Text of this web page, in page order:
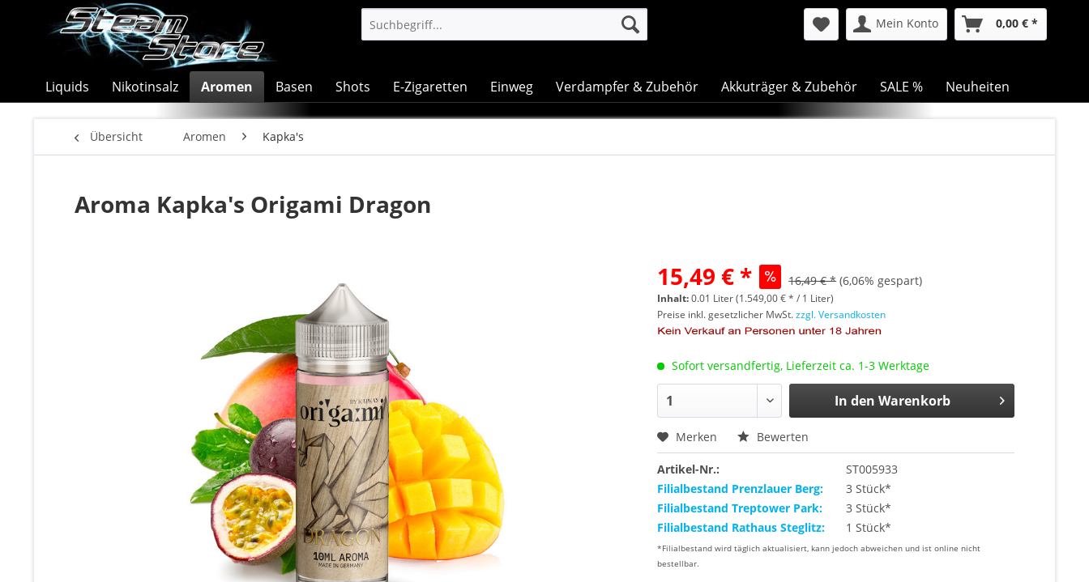
Mein Konto 0,00 € *
Liquids Nikotinsalz Aromen Basen Shots E-Zigaretten Einweg Verdampfer & Zubehör Akkuträger & Zubehör SALE % Neuheiten
Übersicht Aromen Kapka's
Aroma Kapka's Origami Dragon
15,49 € * 16,49 € * (6,06% gespart)
Inhalt:0.01 Liter (1.549,00 € * / 1 Liter)
Preise inkl. gesetzlicher MwSt.zzgl. Versandkosten
Sofort versandfertig, Lieferzeit ca. 1-3 Werktage
In den Warenkorb
Merken Bewerten
Artikel-Nr.:
ST005933
Filialbestand Prenzlauer Berg:
3 Stück*
Filialbestand Treptower Park:
3 Stück*
Filialbestand Rathaus Steglitz:
1 Stück*
*Filialbestand wird täglich aktualisiert, kann jedoch abweichen und ist online nicht
bestellbar.